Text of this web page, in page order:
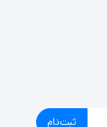
ثبت‌نام